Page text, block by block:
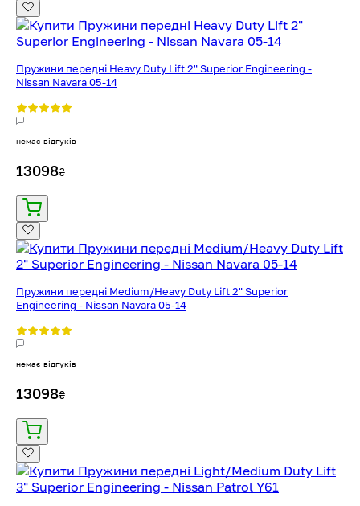
Пружини передні Heavy Duty Lift 2" Superior Engineering -
Nissan Navara 05-14
немає відгуків
13098₴
Пружини передні Medium/Heavy Duty Lift 2" Superior
Engineering - Nissan Navara 05-14
немає відгуків
13098₴